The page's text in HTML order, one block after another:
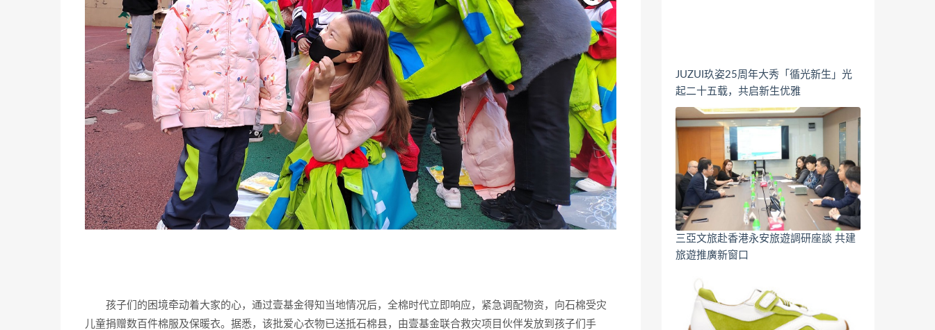
孩子们的困境牵动着大家的心，通过壹基金得知当地情况后，全棉时代立即响应，紧急调配物资，向石棉受灾
儿童捐赠数百件棉服及保暖衣。据悉，该批爱心衣物已送抵石棉县，由壹基金联合救灾项目伙伴发放到孩子们手
JUZUI玖姿25周年大秀「循光新生」光
起二十五载，共启新生优雅
三亞文旅赴香港永安旅遊調研座談 共建
旅遊推廣新窗口